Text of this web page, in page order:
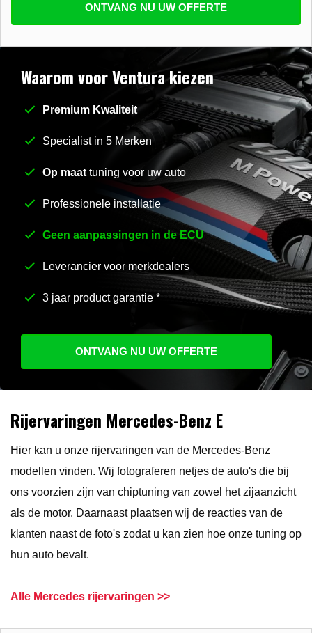
Stel uw vraag*
ONTVANG NU UW OFFERTE
Rijervaringen Mercedes-Benz E
Hier kan u onze rijervaringen van de Mercedes-Benz
modellen vinden. Wij fotograferen netjes de auto's die bij
ons voorzien zijn van chiptuning van zowel het zijaanzicht
als de motor. Daarnaast plaatsen wij de reacties van de
klanten naast de foto's zodat u kan zien hoe onze tuning op
hun auto bevalt.
Alle Mercedes rijervaringen >>
Waarom voor Ventura kiezen
Premium Kwaliteit
Specialist in 5 Merken
Op maat tuning voor uw auto
Professionele installatie
Geen aanpassingen in de ECU
Leverancier voor merkdealers
3 jaar product garantie *
ONTVANG NU UW OFFERTE